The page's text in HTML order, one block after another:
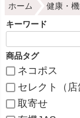
ホーム 健康・
キーワード
商品タグ
ネコポス
セレクト（店
取寄せ